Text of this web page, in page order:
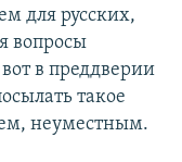
для русских,
вопросы
в преддверии
такое
неуместным.